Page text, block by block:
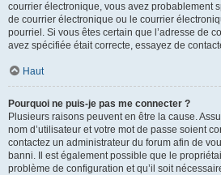
courrier électronique, vous avez probablement
de courrier électronique ou le courrier
pourriel. Si vous êtes certain que l’adresse de
avez spécifiée était correcte, essayez de
Haut
Pourquoi ne puis-je pas me connecter ?
Plusieurs raisons peuvent en être la cause.
nom d’utilisateur et votre mot de passe soient
contactez un administrateur du forum afin de
banni. Il est également possible que le
problème de configuration et qu’il soit